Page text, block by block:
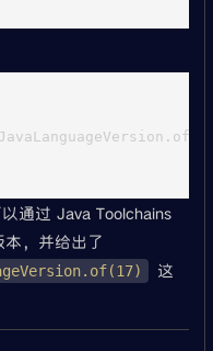
通过 Java Toolchains
，并给出了
这